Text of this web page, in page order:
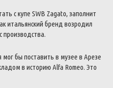
скупе SWB Zagato, заполнит
итальянский бренд возродил
спроизводства.
могбы поставить в музее в Арезе
в историю Alfa Romeo. Это